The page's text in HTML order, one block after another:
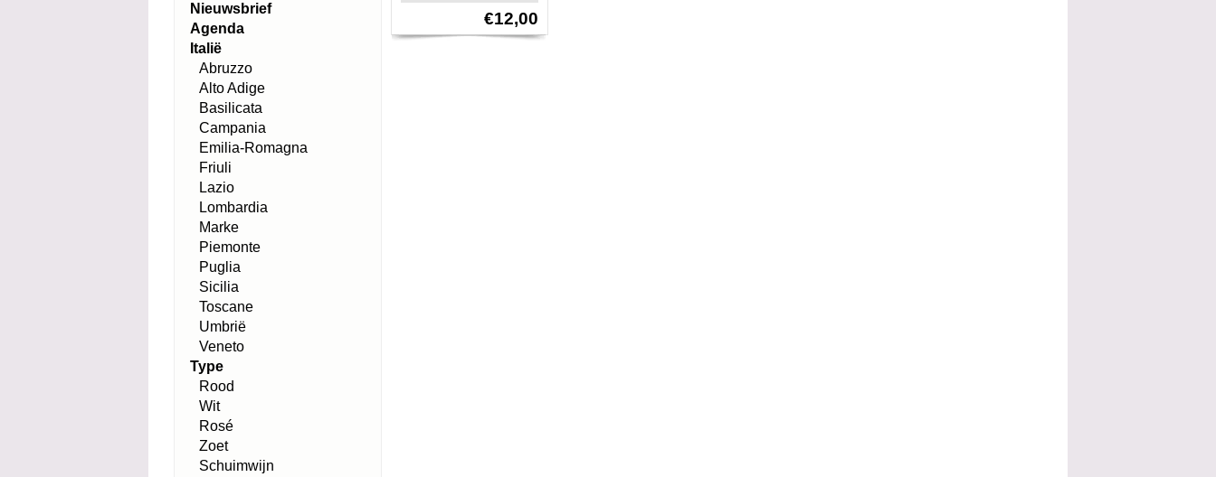
€12,00
Nieuwsbrief
Agenda
Italië
Abruzzo
Alto Adige
Basilicata
Campania
Emilia-Romagna
Friuli
Lazio
Lombardia
Marke
Piemonte
Puglia
Sicilia
Toscane
Umbrië
Veneto
Type
Rood
Wit
Rosé
Zoet
Schuimwijn